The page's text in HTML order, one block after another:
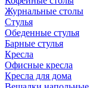
Журнальные столы
Стулья
Обеденные стулья
Барные стулья
Кресла
Офисные кресла
Кресла для дома